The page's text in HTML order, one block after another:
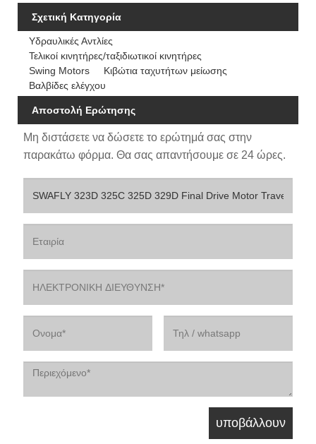
Σχετική Κατηγορία
Υδραυλικές Αντλίες
Τελικοί κινητήρες/ταξιδιωτικοί κινητήρες
Swing Motors
Κιβώτια ταχυτήτων μείωσης
Βαλβίδες ελέγχου
Αποστολή Ερώτησης
Μη διστάσετε να δώσετε το ερώτημά σας στην
παρακάτω φόρμα. Θα σας απαντήσουμε σε 24 ώρες.